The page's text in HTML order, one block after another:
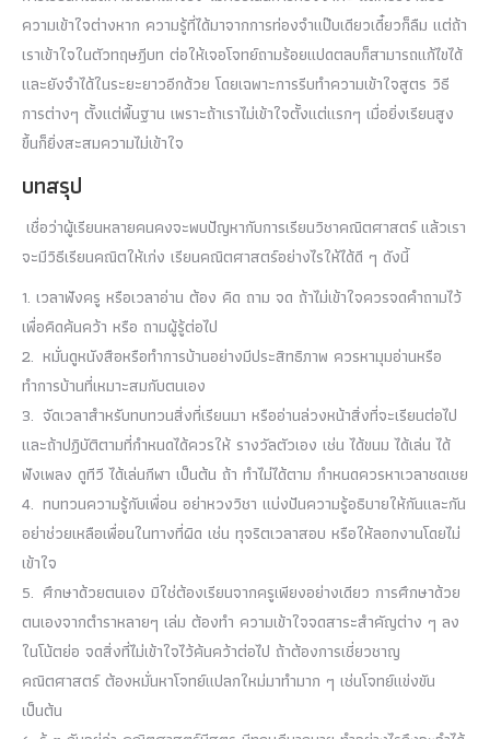
ความเข้าใจต่างหาก ความรู้ที่ได้มาจากการท่องจำแป๊บเดียวเดี๋ยวก็ลืม แต่ถ้า
เราเข้าใจในตัวทฤษฎีบท ต่อให้เจอโจทย์ถามร้อยแปดตลบก็สามารถแก้ไขได้
และยังจำได้ในระยะยาวอีกด้วย โดยเฉพาะการรีบทำความเข้าใจสูตร วิธี
การต่างๆ ตั้งแต่พื้นฐาน เพราะถ้าเราไม่เข้าใจตั้งแต่แรกๆ เมื่อยิ่งเรียนสูง
ขึ้นก็ยิ่งสะสมความไม่เข้าใจ
บทสรุป
เชื่อว่าผู้เรียนหลายคนคงจะพบปัญหากับการเรียนวิชาคณิตศาสตร์แล้วเรา
จะมีวิธีเรียนคณิตให้เก่ง เรียนคณิตศาสตร์อย่างไรให้ได้ดี ๆ ดังนี้
1. เวลาฟังครู หรือเวลาอ่าน ต้อง คิด ถาม จด ถ้าไม่เข้าใจควรจดคำถามไว้
เพื่อคิดค้นคว้า หรือ ถามผู้รู้ต่อไป
2. หมั่นดูหนังสือหรือทำการบ้านอย่างมีประสิทธิภาพ ควรหามุมอ่านหรือ
ทำการบ้านที่เหมาะสมกับตนเอง
3. จัดเวลาสำหรับทบทวนสิ่งที่เรียนมา หรืออ่านล่วงหน้าสิ่งที่จะเรียนต่อไป
และถ้าปฏิบัติตามที่กำหนดได้ควรให้ รางวัลตัวเอง เช่น ได้ขนม ได้เล่น ได้
ฟังเพลง ดูทีวี ได้เล่นกีฬา เป็นต้น ถ้า ทำไม่ได้ตาม กำหนดควรหาเวลาชดเชย
4. ทบทวนความรู้กับเพื่อน อย่าหวงวิชา แบ่งปันความรู้อธิบายให้กันและกัน
อย่าช่วยเหลือเพื่อนในทางที่ผิด เช่น ทุจริตเวลาสอบ หรือให้ลอกงานโดยไม่
เข้าใจ
5. ศึกษาด้วยตนเอง มิใช่ต้องเรียนจากครูเพียงอย่างเดียว การศึกษาด้วย
ตนเองจากตำราหลายๆ เล่ม ต้องทำ ความเข้าใจจดสาระสำคัญต่าง ๆ ลง
ในโน้ตย่อ จดสิ่งที่ไม่เข้าใจไว้ค้นคว้าต่อไป ถ้าต้องการเชี่ยวชาญ
คณิตศาสตร์ ต้องหมั่นหาโจทย์แปลกใหม่มาทำมาก ๆ เช่นโจทย์แข่งขัน
เป็นต้น